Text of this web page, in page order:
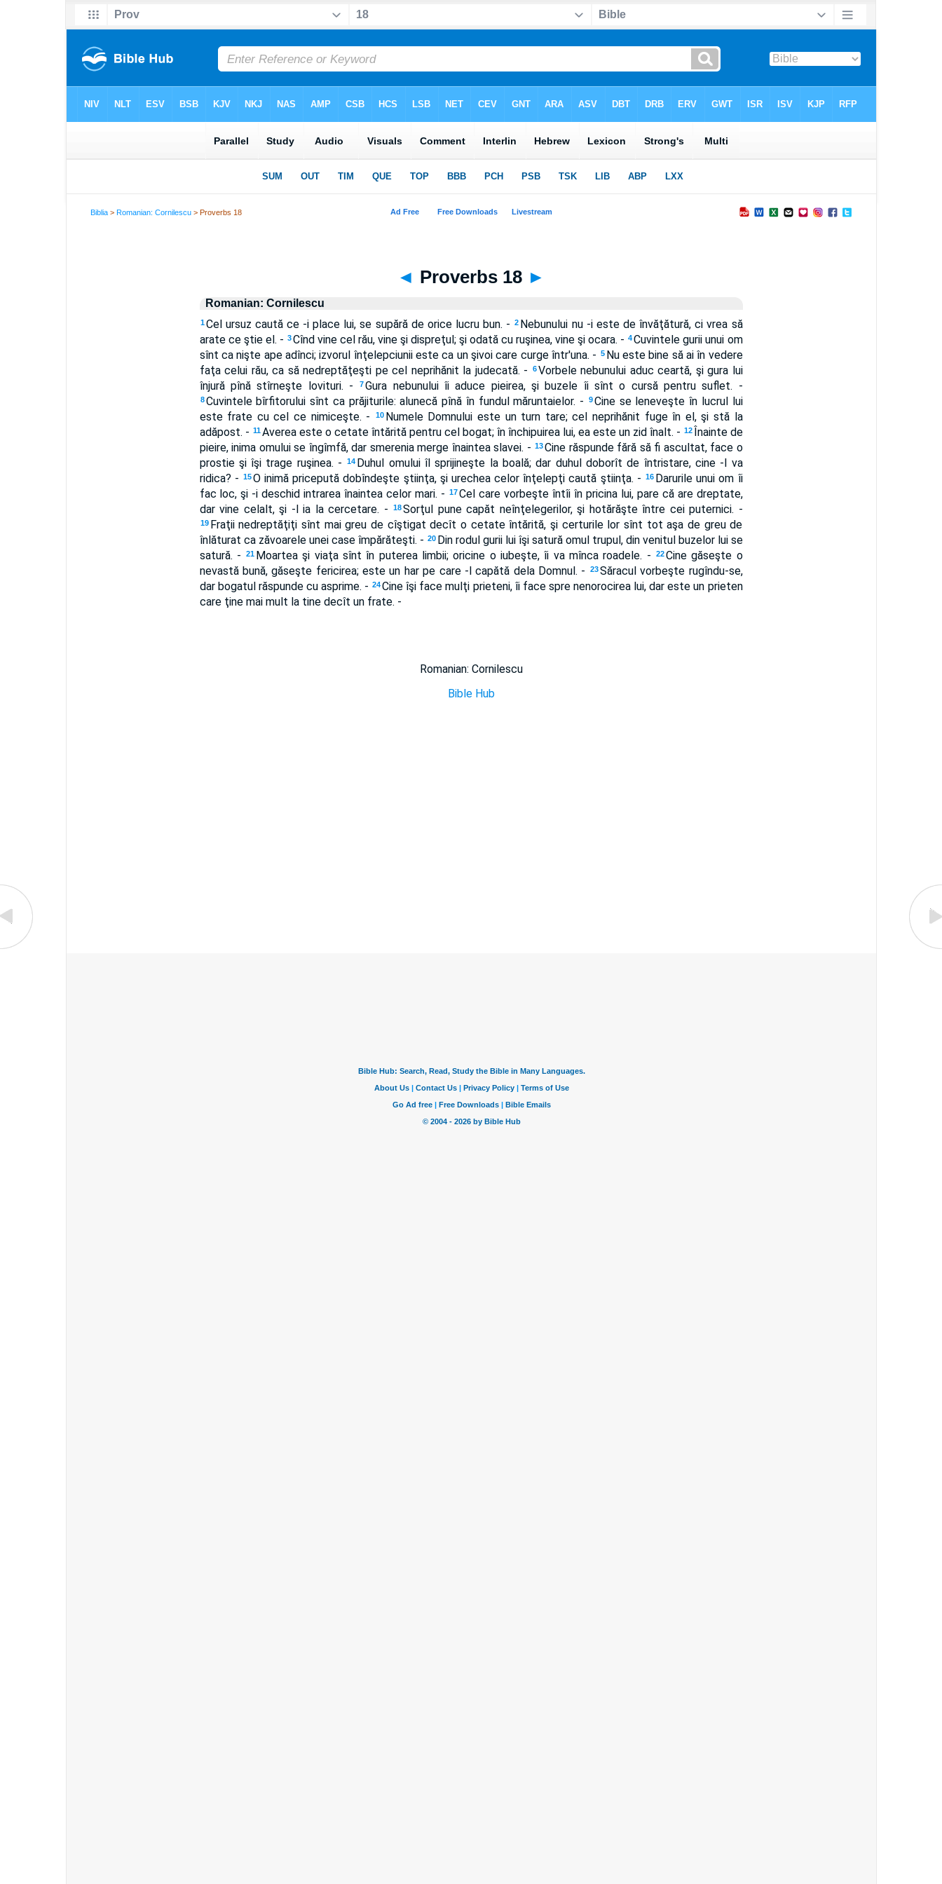
Biblia >Romanian: Cornilescu > Proverbs 18
◄ Proverbs 18 ►
Romanian: Cornilescu
1 Cel ursuz caută ce -i place lui, se supără de orice lucru bun. - 2 Nebunului nu -i este de învăţătură, ci vrea să
arate ce ştie el. - 3Cînd vine cel rău, vine şi dispreţul; şi odată cu ruşinea, vine şi ocara. - 4Cuvintele gurii unui om
sînt ca nişte ape adînci; izvorul înţelepciunii este ca un şivoi care curge într'una. - 5 Nu este bine să ai în vedere
faţa celui rău, ca să nedreptăţeşti pe cel neprihănit la judecată. -
6 Vorbele nebunului aduc ceartă, şi gura lui
înjură pînă stîrneşte lovituri. -
7Gura nebunului îi aduce pieirea, şi buzele îi sînt o cursă pentru suflet. -
8 Cuvintele bîrfitorului sînt ca prăjiturile: alunecă pînă în fundul măruntaielor. - 9Cine se leneveşte în lucrul lui
este frate cu cel ce nimiceşte. -
10 Numele Domnului este un turn tare; cel neprihănit fuge în el, şi stă la
adăpost. - 11 Averea este o cetate întărită pentru cel bogat; în închipuirea lui, ea este un zid înalt. - 12 Înainte de
pieire, inima omului se îngîmfă, dar smerenia merge înaintea slavei. - 13Cine răspunde fără să fi ascultat, face o
prostie şi îşi trage ruşinea. -
14 Duhul omului îl sprijineşte la boală; dar duhul doborît de întristare, cine -l va
ridica? - 15O inimă pricepută dobîndeşte ştiinţa, şi urechea celor înţelepţi caută ştiinţa. - 16 Darurile unui om îi
fac loc, şi -i deschid intrarea înaintea celor mari. - 17Cel care vorbeşte întîi în pricina lui, pare că are dreptate,
dar vine celalt, şi -l ia la cercetare. -
18Sorţul pune capăt neînţelegerilor, şi hotărăşte între cei puternici. -
19 Fraţii nedreptăţiţi sînt mai greu de cîştigat decît o cetate întărită, şi certurile lor sînt tot aşa de greu de
înlăturat ca zăvoarele unei case împărăteşti. - 20 Din rodul gurii lui îşi satură omul trupul, din venitul buzelor lui se
satură. -
21 Moartea şi viaţa sînt în puterea limbii; oricine o iubeşte, îi va mînca roadele. - 22Cine găseşte o
nevastă bună, găseşte fericirea; este un har pe care -l capătă dela Domnul. -
23Săracul vorbeşte rugîndu-se,
dar bogatul răspunde cu asprime. - 24Cine îşi face mulţi prieteni, îi face spre nenorocirea lui, dar este un prieten
care ţine mai mult la tine decît un frate. -
Romanian: Cornilescu
Bible Hub